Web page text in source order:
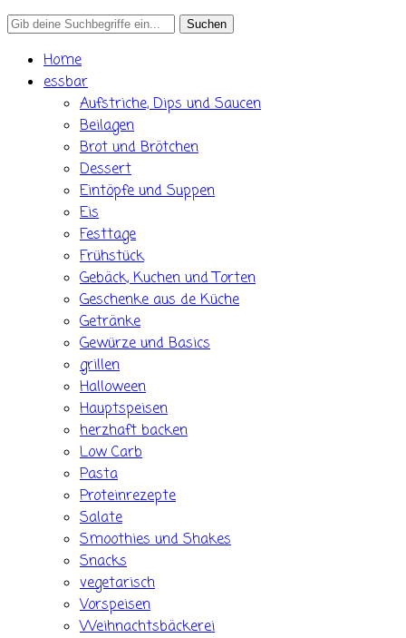
Search
Home
essbar
Aufstriche, Dips und Saucen
Beilagen
Brot und Brötchen
Dessert
Eintöpfe und Suppen
Eis
Festtage
Frühstück
Gebäck, Kuchen und Torten
Geschenke aus de Küche
Getränke
Gewürze und Basics
grillen
Halloween
Hauptspeisen
herzhaft backen
Low Carb
Pasta
Proteinrezepte
Salate
Smoothies und Shakes
Snacks
vegetarisch
Vorspeisen
Weihnachtsbäckerei